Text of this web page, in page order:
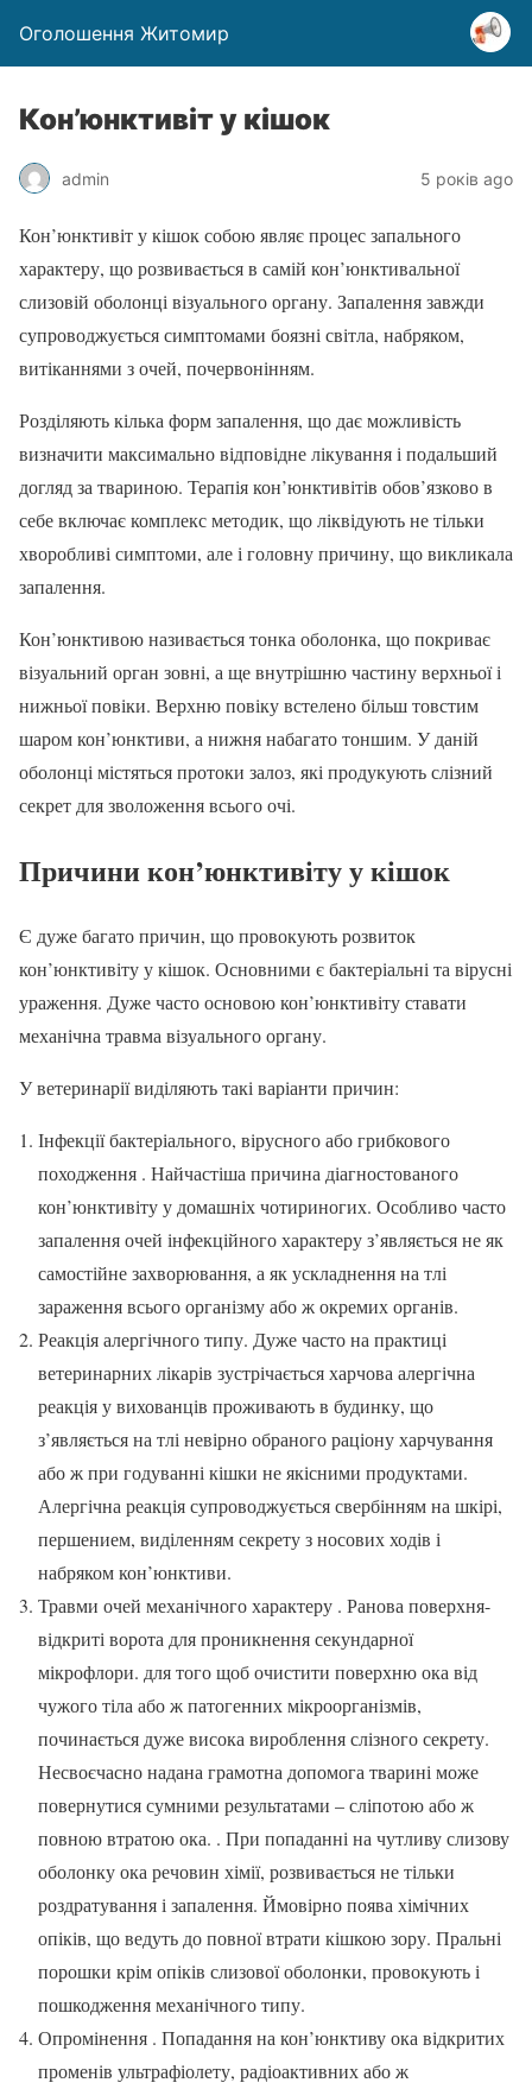
Оголошення Житомир
Кон’юнктивіт у кішок
admin 5 років ago
Кон’юнктивіт у кішок собою являє процес запального
характеру, що розвивається в самій кон’юнктивальної
слизовій оболонці візуального органу. Запалення завжди
супроводжується симптомами боязні світла, набряком,
витіканнями з очей, почервонінням.
Розділяють кілька форм запалення, що дає можливість
визначити максимально відповідне лікування і подальший
догляд за твариною. Терапія кон’юнктивітів обов’язково в
себе включає комплекс методик, що ліквідують не тільки
хворобливі симптоми, але і головну причину, що викликала
запалення.
Кон’юнктивою називається тонка оболонка, що покриває
візуальний орган зовні, а ще внутрішню частину верхньої і
нижньої повіки. Верхню повіку встелено більш товстим
шаром кон’юнктиви, а нижня набагато тоншим. У даній
оболонці містяться протоки залоз, які продукують слізний
секрет для зволоження всього очі.
Причини кон’юнктивіту у кішок
Є дуже багато причин, що провокують розвиток
кон’юнктивіту у кішок. Основними є бактеріальні та вірусні
ураження. Дуже часто основою кон’юнктивіту ставати
механічна травма візуального органу.
У ветеринарії виділяють такі варіанти причин:
Інфекції бактеріального, вірусного або грибкового
походження . Найчастіша причина діагностованого
кон’юнктивіту у домашніх чотириногих. Особливо часто
запалення очей інфекційного характеру з’являється не як
самостійне захворювання, а як ускладнення на тлі
зараження всього організму або ж окремих органів.
Реакція алергічного типу. Дуже часто на практиці
ветеринарних лікарів зустрічається харчова алергічна
реакція у вихованців проживають в будинку, що
з’являється на тлі невірно обраного раціону харчування
або ж при годуванні кішки не якісними продуктами.
Алергічна реакція супроводжується свербінням на шкірі,
першением, виділенням секрету з носових ходів і
набряком кон’юнктиви.
Травми очей механічного характеру . Ранова поверхня-
відкриті ворота для проникнення секундарної
мікрофлори. для того щоб очистити поверхню ока від
чужого тіла або ж патогенних мікроорганізмів,
починається дуже висока вироблення слізного секрету.
Несвоєчасно надана грамотна допомога тварині може
повернутися сумними результатами – сліпотою або ж
повною втратою ока. . При попаданні на чутливу слизову
оболонку ока речовин хімії, розвивається не тільки
роздратування і запалення. Ймовірно поява хімічних
опіків, що ведуть до повної втрати кішкою зору. Пральні
порошки крім опіків слизової оболонки, провокують і
пошкодження механічного типу.
Опромінення . Попадання на кон’юнктиву ока відкритих
променів ультрафіолету, радіоактивних або ж